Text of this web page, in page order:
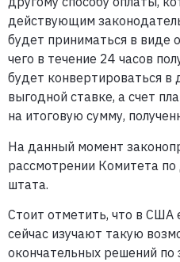
действующим
будет приниматься в виде
чего в течение 24 часов
будет конвертироваться в
выгодной ставке, а счет
на итоговую сумму,
На данный момент
рассмотрении Комитета
штата.
Стоит отметить, что в США
сейчас изучают такую
окончательных решений по